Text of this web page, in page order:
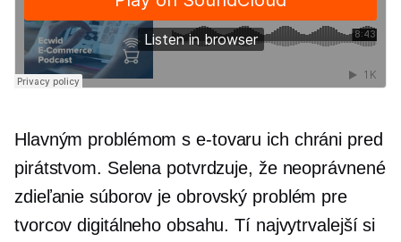
Hlavným problémom s e-tovaru ich chráni pred
pirátstvom. Selena potvrdzuje, že neoprávnené
zdieľanie súborov je obrovský problém pre
tvorcov digitálneho obsahu. Tí najvytrvalejší si